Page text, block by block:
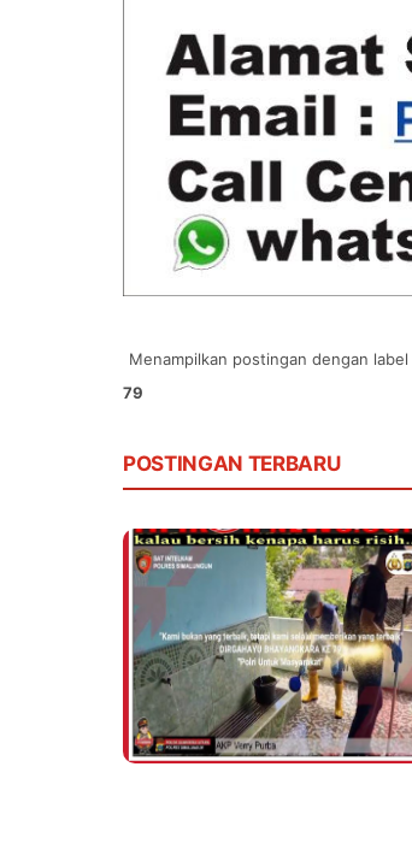
Menampilkan postingan dengan label
79
POSTINGAN TERBARU